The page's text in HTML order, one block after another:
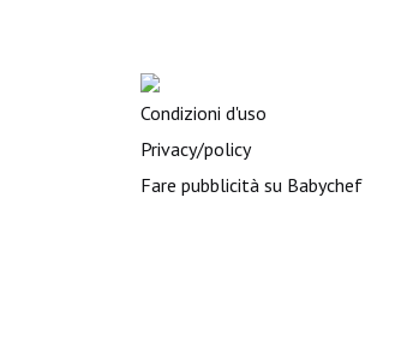
Condizioni d'uso
Privacy/policy
Fare pubblicità su Babychef